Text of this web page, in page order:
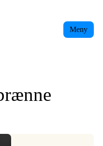
Meny